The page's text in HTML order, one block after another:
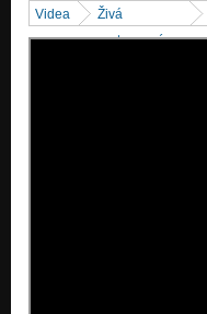
PunkRock EP2019
Videa
Živá
vystoupení